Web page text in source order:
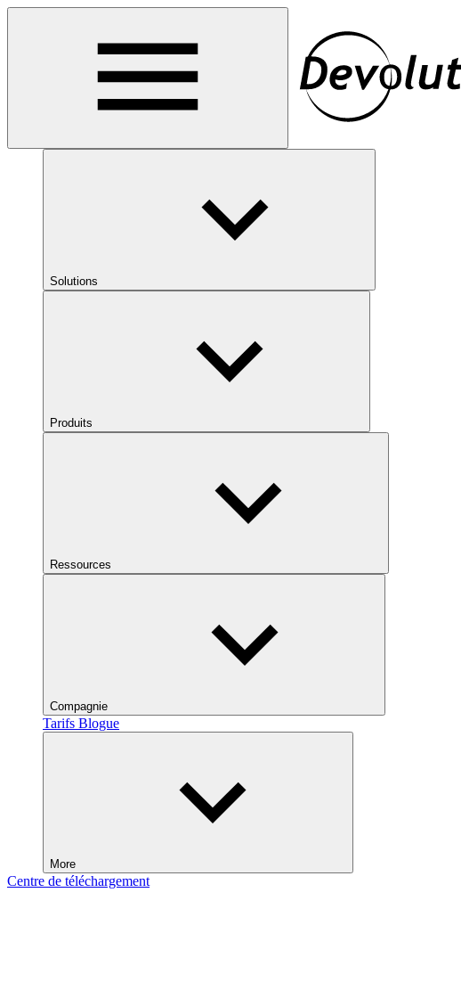
Solutions
Produits
Ressources
Compagnie
Tarifs Blogue
More
Centre de téléchargement